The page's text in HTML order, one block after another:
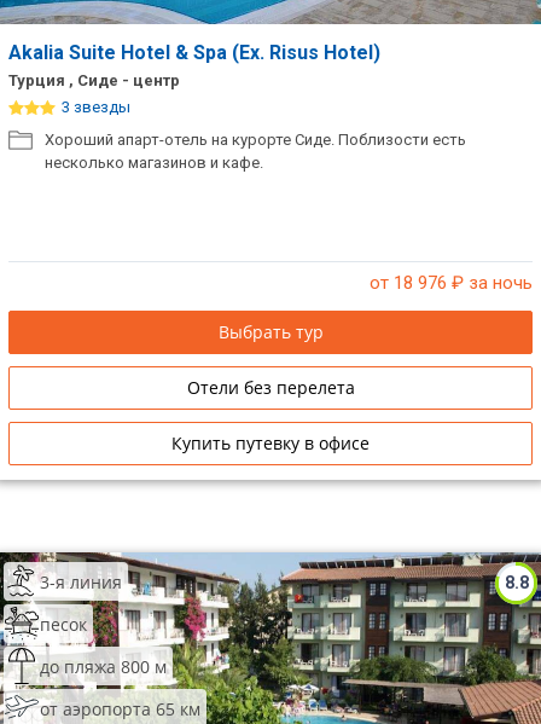
Akalia Suite Hotel & Spa (Ex. Risus Hotel)
Турция , Сиде - центр
3 звезды
Хороший апарт-отель на курорте Сиде. Поблизости есть
несколько магазинов и кафе.
от 18 976 ₽ за ночь
Выбрать тур
Отели без перелета
Купить путевку в офисе
8.8
3-я линия
песок
до пляжа 800 м
от аэропорта 65 км